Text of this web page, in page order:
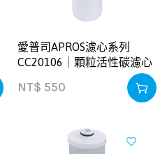
愛普司APROS濾心系列
CC20106｜顆粒活性碳濾心
NT$ 550